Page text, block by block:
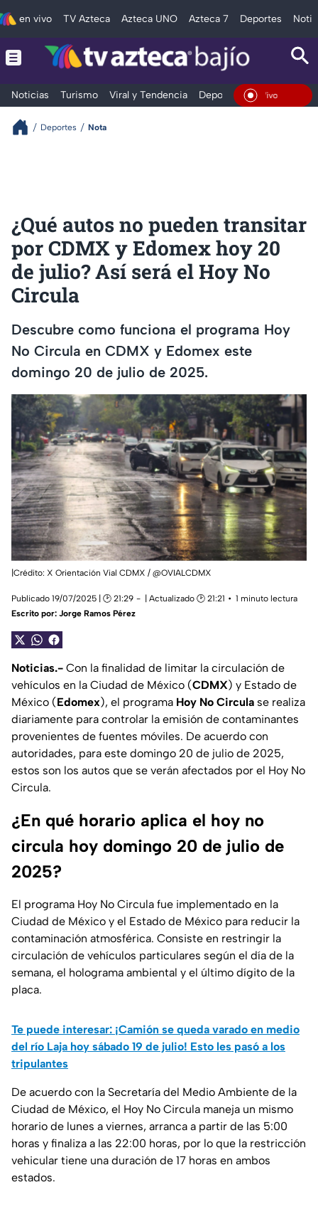
en vivo TV Azteca Azteca UNO Azteca 7 Deportes
Noticias Turismo Viral y Tendencia Deportes Espectáculos
En Vivo
Deportes Nota
¿Qué autos no pueden transitar
por CDMX y Edomex hoy 20
de julio? Así será el Hoy No
Circula
Descubre como funciona el programa Hoy
No Circula en CDMX y Edomex este
domingo 20 de julio de 2025.
|Crédito: X Orientación Vial CDMX / @OVIALCDMX
Publicado 19/07/2025 | 🕑 21:29 | Actualizado 🕑 21:21
1 minuto lectura
Escrito por: Jorge Ramos Pérez
Noticias.- Con la finalidad de limitar la circulación de
vehículos en la Ciudad de México (CDMX) y Estado de
México (Edomex), el programa Hoy No Circula se realiza
diariamente para controlar la emisión de contaminantes
provenientes de fuentes móviles. De acuerdo con
autoridades, para este domingo 20 de julio de 2025,
estos son los autos que se verán afectados por el Hoy No
Circula.
¿En qué horario aplica el hoy no
circula hoy domingo 20 de julio de
2025?
El programa Hoy No Circula fue implementado en la
Ciudad de México y el Estado de México para reducir la
contaminación atmosférica. Consiste en restringir la
circulación de vehículos particulares según el día de la
semana, el holograma ambiental y el último dígito de la
placa.
Te puede interesar: ¡Camión se queda varado en medio
del río Laja hoy sábado 19 de julio! Esto les pasó a los
tripulantes
De acuerdo con la Secretaría del Medio Ambiente de la
Ciudad de México, el Hoy No Circula maneja un mismo
horario de lunes a viernes, arranca a partir de las 5:00
horas y finaliza a las 22:00 horas, por lo que la restricción
vehicular tiene una duración de 17 horas en ambos
estados.